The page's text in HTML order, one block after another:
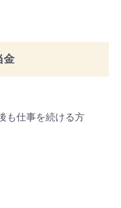
金
も仕事を続ける方